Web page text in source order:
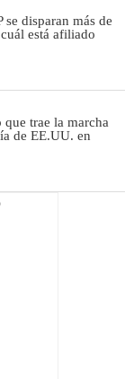
se disparan más de
está afiliado
que trae la marcha
de EE.UU. en